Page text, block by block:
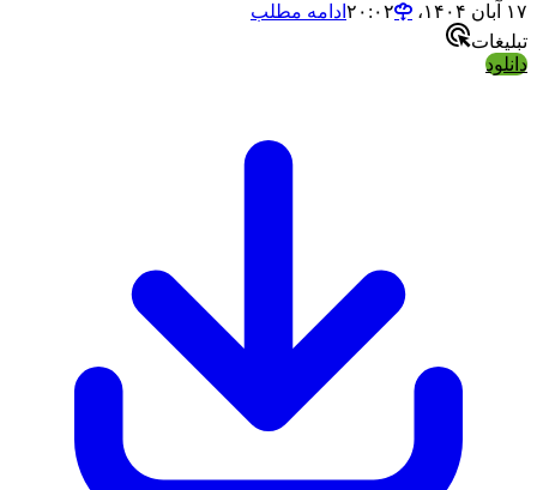
۱۷ آبان ۱۴۰۴،‏ ۲۰:۰۲
ادامه مطلب
تبلیغات
دانلود